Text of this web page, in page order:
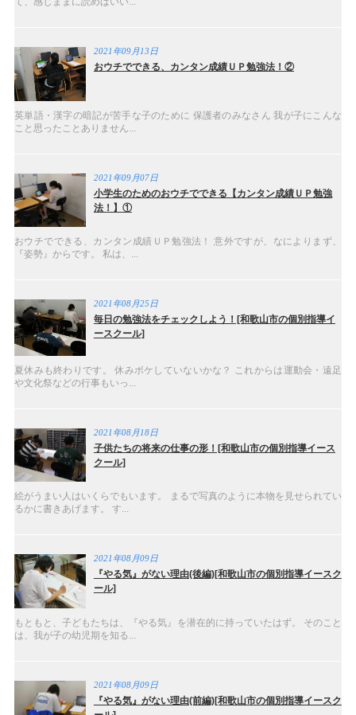
2021年09月13日
おウチでできる、カンタン成績ＵＰ勉強法！②
英単語・漢字の暗記が苦手な子のために 保護者のみなさん 我が子にこんな
こと思ったことありません...
2021年09月07日
小学生のためのおウチでできる【カンタン成績ＵＰ勉強
法！】①
おウチでできる、カンタン成績ＵＰ勉強法！ 意外ですが、なによりまず、
『姿勢』からです。 私は、...
2021年08月25日
毎日の勉強法をチェックしよう！[和歌山市の個別指導イ
ースクール]
夏休みも終わりです。 休みボケしていないかな？ これからは運動会・遠足
や文化祭などの行事もいっ...
2021年08月18日
子供たちの将来の仕事の形！[和歌山市の個別指導イース
クール]
絵がうまい人はいくらでもいます。 まるで写真のように本物を見せられてい
るかに書きあげます。 す...
2021年08月09日
『やる気』がない理由(後編)[和歌山市の個別指導イースク
ール]
もともと、子どもたちは、『やる気』を潜在的に持っていたはず。 そのこと
は、我が子の幼児期を知る...
2021年08月09日
『やる気』がない理由(前編)[和歌山市の個別指導イースク